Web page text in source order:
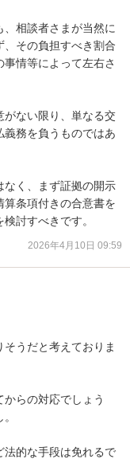
相談者さまが当然に
その負担すべき割合
情等によって左右さ
がない限り、単なる交
務を負うものではあ
なく、まず証拠の開示
条項付きの合意書を
討すべきです。
2026年4月10日 09:59
そうだと考えておりま
らの対応でしょう
法的な手段は免れるで